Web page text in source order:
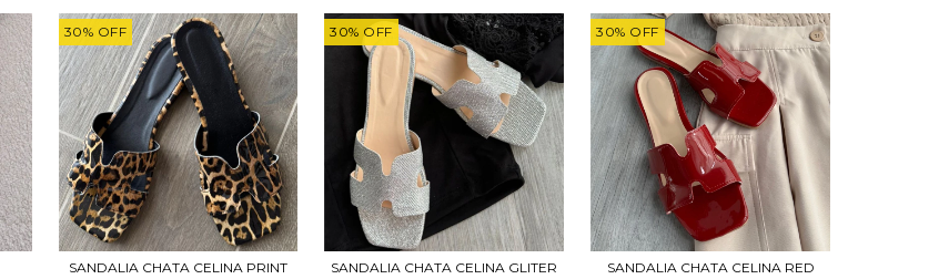
30% OFF
SANDALIA CHATA CELINA PRINT
30% OFF
SANDALIA CHATA CELINA GLITER
30% OFF
SANDALIA CHATA CELINA RED